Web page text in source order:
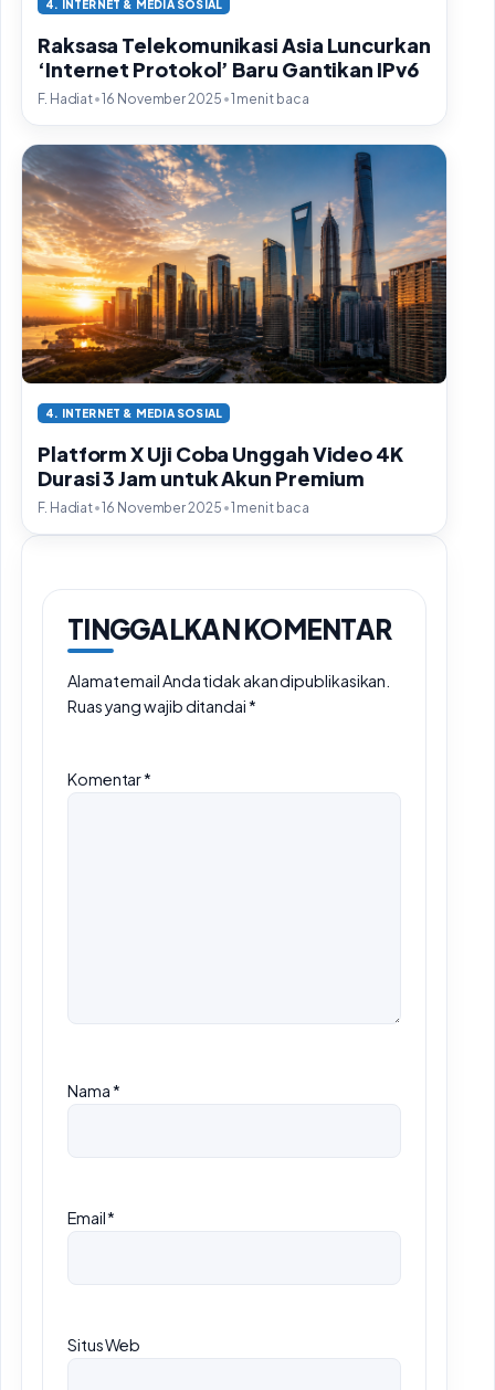
4. INTERNET & MEDIA SOSIAL
Raksasa Telekomunikasi Asia Luncurkan
‘Internet Protokol’ Baru Gantikan IPv6
F. Hadiat•16 November 2025 •1 menit baca
4. INTERNET & MEDIA SOSIAL
Platform X Uji Coba Unggah Video 4K
Durasi 3 Jam untuk Akun Premium
F. Hadiat•16 November 2025 •1 menit baca
TINGGALKAN KOMENTAR
Alamat email Anda tidak akan dipublikasikan.
Ruas yang wajib ditandai*
Komentar*
Nama*
Email*
Situs Web